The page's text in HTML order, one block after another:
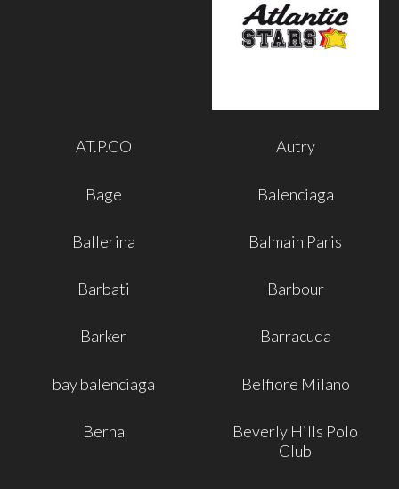
AT.P.CO Autry
Bage Balenciaga
Ballerina Balmain Paris
Barbati Barbour
Barker Barracuda
bay balenciaga Belfiore Milano
Berna
Beverly Hills Polo
Club